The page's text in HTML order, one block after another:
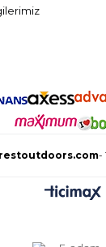
-
İLE İLETİŞİME GEÇ